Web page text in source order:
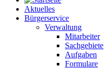
Aktuelles
Bürgerservice
Verwaltung
Mitarbeiter
Sachgebiete
Aufgaben
Formulare